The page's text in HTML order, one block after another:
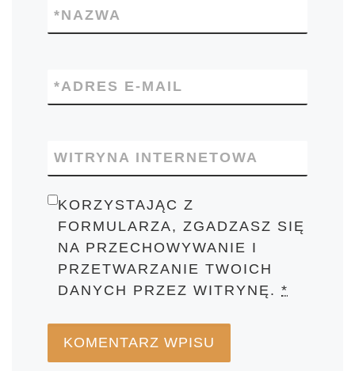
NAZWA
*
ADRES E-MAIL
*
WITRYNA INTERNETOWA
KORZYSTAJĄC Z
FORMULARZA, ZGADZASZ SIĘ
NA PRZECHOWYWANIE I
PRZETWARZANIE TWOICH
DANYCH PRZEZ WITRYNĘ.*